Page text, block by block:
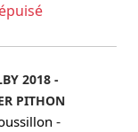
2018 -
PITHON
-